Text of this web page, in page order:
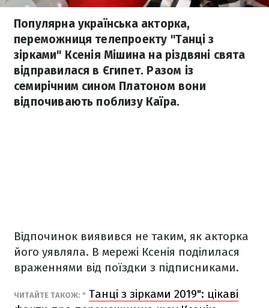
Популярна українська акторка,
переможниця телепроекту "Танці з
зірками" Ксенія Мішина на різдвяні свята
відправилася в Єгипет. Разом із
семирічним сином Платоном вони
відпочивають поблизу Каїра.
Відпочинок виявився не таким, як акторка
його уявляла. В мережі Ксенія поділилася
враженнями від поїздки з підписниками.
ЧИТАЙТЕ ТАКОЖ: " Танці з зірками 2019": цікаві